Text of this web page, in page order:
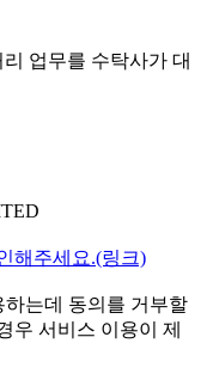
업무를 수탁사가 대
해주세요.(링크)
하는데 동의를 거부할
우 서비스 이용이 제